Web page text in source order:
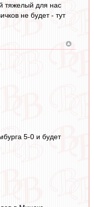
тяжелый для нас
не будет - тут
5-0 и будет